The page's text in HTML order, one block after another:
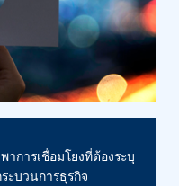
การเชื่อมโยงที่ต้องระบุ
ะบวนการธุรกิจ